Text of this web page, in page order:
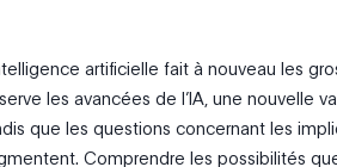
artificielle fait à nouveau les
les avancées de l’IA, une nouvelle
que les questions concernant les
Comprendre les possibilités